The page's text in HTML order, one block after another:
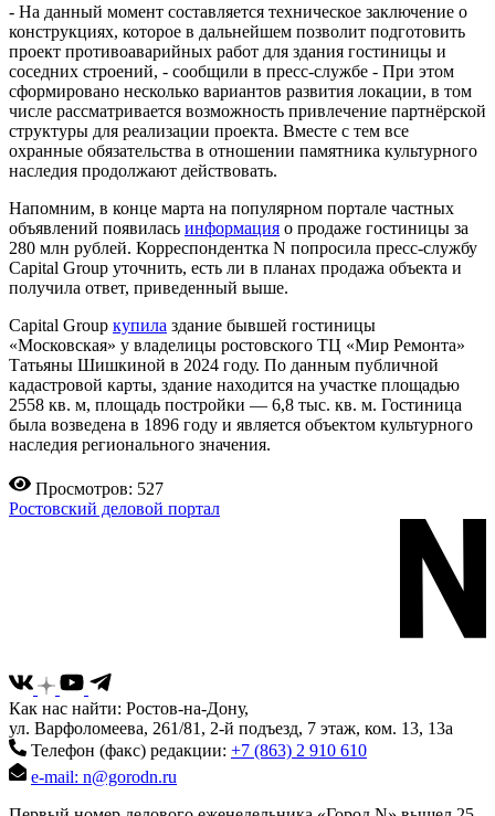
- На данный момент составляется техническое заключение о
конструкциях, которое в дальнейшем позволит подготовить
проект противоаварийных работ для здания гостиницы и
соседних строений, - сообщили в пресс-службе - При этом
сформировано несколько вариантов развития локации, в том
числе рассматривается возможность привлечение партнёрской
структуры для реализации проекта. Вместе с тем все
охранные обязательства в отношении памятника культурного
наследия продолжают действовать.
Напомним, в конце марта на популярном портале частных
объявлений появилась информация о продаже гостиницы за
280 млн рублей. Корреспондентка N попросила пресс-службу
Capital Group уточнить, есть ли в планах продажа объекта и
получила ответ, приведенный выше.
Capital Group купила здание бывшей гостиницы
«Московская» у владелицы ростовского ТЦ «Мир Ремонта»
Татьяны Шишкиной в 2024 году. По данным публичной
кадастровой карты, здание находится на участке площадью
2558 кв. м, площадь постройки — 6,8 тыс. кв. м. Гостиница
была возведена в 1896 году и является объектом культурного
наследия регионального значения.
Просмотров: 527
Ростовский деловой портал
Как нас найти: Ростов-на-Дону,
ул. Варфоломеева, 261/81, 2-й подъезд, 7 этаж, ком. 13, 13а
Телефон (факс) редакции: +7 (863) 2 910 610
e-mail: n@gorodn.ru